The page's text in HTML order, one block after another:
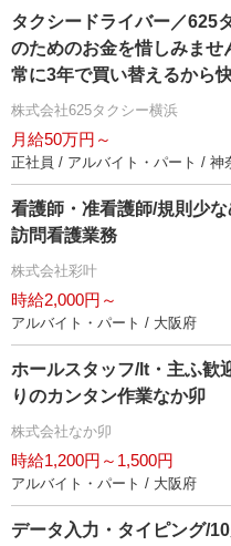
タクシードライバー／625
のためのお金を惜しみませ
常に3年で買い替えるから
営業所でも乗務員を募集し
223-0056 神奈川県横浜市
株式会社625タクシー横浜
月給50万円～
正社員 / アルバイト・パート / 神
看護師・准看護師/規則少
訪問看護業務
株式会社彩叶
時給2,000円～
アルバイト・パート / 大阪府
ホールスタッフ/lt・主ふ歓
りのカンタン作業なか卯
株式会社なか卯
時給1,200円～1,500円
アルバイト・パート / 大阪府
データ入力・タイピング/